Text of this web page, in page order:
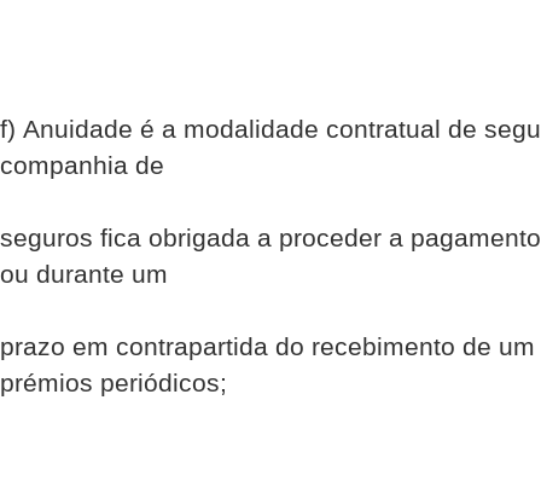
f) Anuidade é a modalidade contratual de
companhia de
seguros fica obrigada a proceder a
ou durante um
prazo em contrapartida do recebimento de
prémios periódicos;